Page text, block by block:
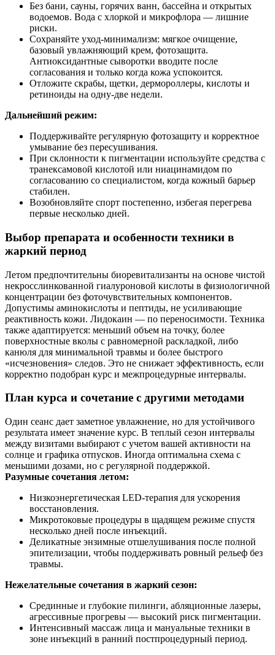
Без бани, сауны, горячих ванн, бассейна и открытых
водоемов. Вода с хлоркой и микрофлора — лишние
риски.
Сохраняйте уход-минимализм: мягкое очищение,
базовый увлажняющий крем, фотозащита.
Антиоксидантные сыворотки вводите после
согласования и только когда кожа успокоится.
Отложите скрабы, щетки, дермороллеры, кислоты и
ретиноиды на одну-две недели.
Дальнейший режим:
Поддерживайте регулярную фотозащиту и корректное
умывание без пересушивания.
При склонности к пигментации используйте средства с
транексамовой кислотой или ниацинамидом по
согласованию со специалистом, когда кожный барьер
стабилен.
Возобновляйте спорт постепенно, избегая перегрева
первые несколько дней.
Выбор препарата и особенности техники в
жаркий период
Летом предпочтительны биоревитализанты на основе чистой
некросслинкованной гиалуроновой кислоты в физиологичной
концентрации без фоточувствительных компонентов.
Допустимы аминокислоты и пептиды, не усиливающие
реактивность кожи. Лидокаин — по переносимости. Техника
также адаптируется: меньший объем на точку, более
поверхностные вколы с равномерной раскладкой, либо
канюля для минимальной травмы и более быстрого
«исчезновения» следов. Это не снижает эффективность, если
корректно подобран курс и межпроцедурные интервалы.
План курса и сочетание с другими методами
Один сеанс дает заметное увлажнение, но для устойчивого
результата имеет значение курс. В теплый сезон интервалы
между визитами выбирают с учетом вашей активности на
солнце и графика отпусков. Иногда оптимальна схема с
меньшими дозами, но с регулярной поддержкой.
Разумные сочетания летом:
Низкоэнергетическая LED-терапия для ускорения
восстановления.
Микротоковые процедуры в щадящем режиме спустя
несколько дней после инъекций.
Деликатные энзимные отшелушивания после полной
эпителизации, чтобы поддерживать ровный рельеф без
травмы.
Нежелательные сочетания в жаркий сезон:
Срединные и глубокие пилинги, абляционные лазеры,
агрессивные прогревы — высокий риск пигментации.
Интенсивный массаж лица и мануальные техники в
зоне инъекций в ранний постпроцедурный период.